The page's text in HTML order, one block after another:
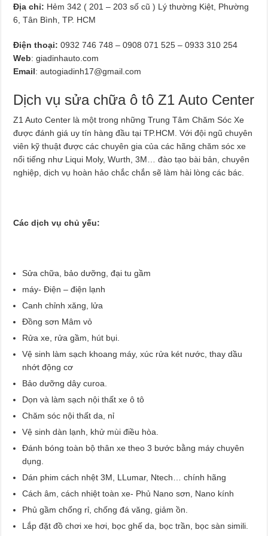
Địa chỉ: Hẻm 342 ( 201 – 203 số cũ ) Lý thường Kiệt, Phường
6, Tân Bình, TP. HCM
Điện thoại:0932 746 748 – 0908 071 525 – 0933 310 254
Web: giadinhauto.com
Email:autogiadinh17@gmail.com
Dịch vụ sửa chữa ô tô Z1 Auto Center
Z1 Auto Center là một trong những Trung Tâm Chăm Sóc Xe
được đánh giá uy tín hàng đầu tại TP.HCM. Với đội ngũ chuyên
viên kỹ thuật được các chuyên gia của các hãng chăm sóc xe
nổi tiếng như Liqui Moly, Wurth, 3M… đào tạo bài bản, chuyên
nghiệp, dịch vụ hoàn hảo chắc chắn sẽ làm hài lòng các bác.
Các dịch vụ chủ yếu:
Sửa chữa, bảo dưỡng, đại tu gầm
máy- Điện – điện lạnh
Canh chỉnh xăng, lửa
Đồng sơn Mâm vỏ
Rửa xe, rửa gầm, hút bụi.
Vệ sinh làm sạch khoang máy, xúc rửa két nước, thay dầu
nhớt động cơ
Bảo dưỡng dây curoa.
Dọn và làm sạch nội thất xe ô tô
Chăm sóc nội thất da, nỉ
Vệ sinh dàn lạnh, khử mùi điều hòa.
Đánh bóng toàn bộ thân xe theo 3 bước bằng máy chuyên
dụng.
Dán phim cách nhệt 3M, LLumar, Ntech… chính hãng
Cách âm, cách nhiệt toàn xe- Phủ Nano sơn, Nano kính
Phủ gầm chống rỉ, chống đá văng, giảm ồn.
Lắp đặt đồ chơi xe hơi, bọc ghế da, bọc trần, bọc sàn simili.